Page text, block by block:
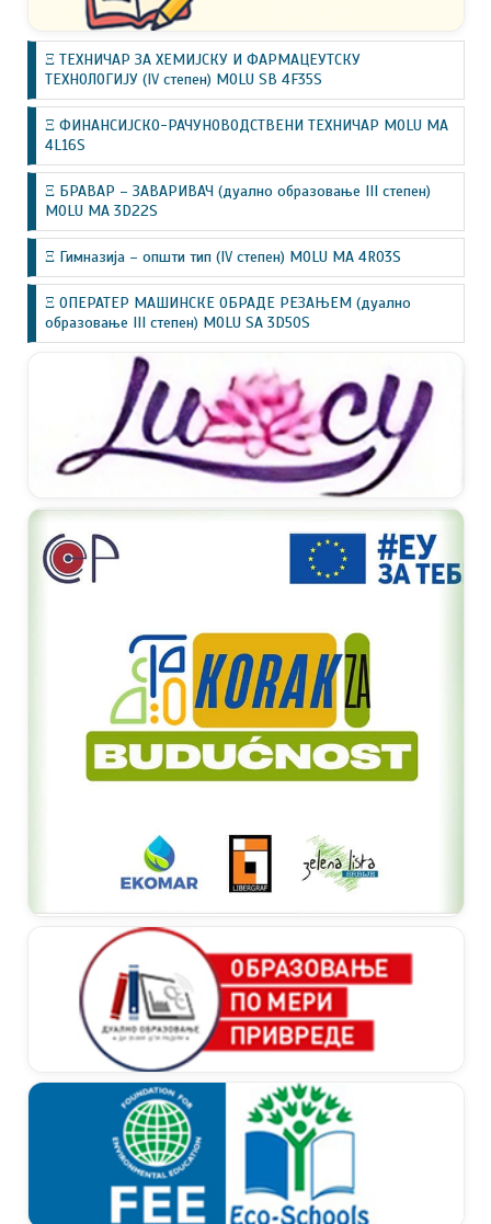
Ξ ТЕХНИЧАР ЗА ХЕМИЈСКУ И ФАРМАЦЕУТСКУ
ТЕХНОЛОГИЈУ (IV степен) MOLU SB 4F35S
Ξ ФИНАНСИЈСКО-РАЧУНОВОДСТВЕНИ ТЕХНИЧАР MOLU MA
4L16S
Ξ БРАВАР – ЗАВАРИВАЧ (дуално образовање III степен)
MOLU MA 3D22S
Ξ Гимназија – општи тип (IV степен) MOLU MA 4R03S
Ξ ОПЕРАТЕР МАШИНСКЕ ОБРАДЕ РЕЗАЊЕМ (дуално
образовање III степен) MOLU SA 3D50S